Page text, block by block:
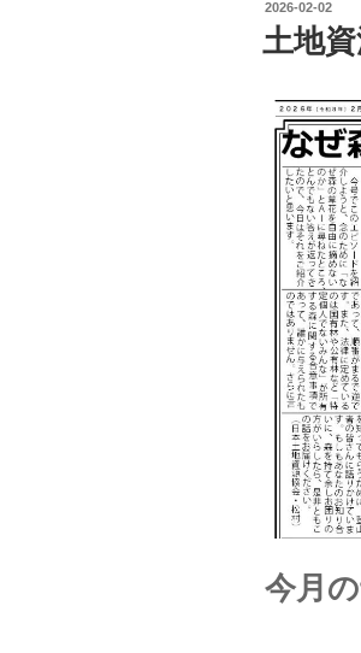
投
稿
2026-02-02
土地
今月